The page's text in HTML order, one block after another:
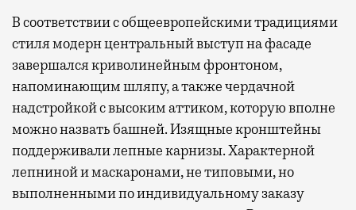
В соответствии с общеевропейскими традициями
стиля модерн центральный выступ на фасаде
завершался криволинейным фронтоном,
напоминающим шляпу, а также чердачной
надстройкой с высоким аттиком, которую вполне
можно назвать башней. Изящные кронштейны
поддерживали лепные карнизы. Характерной
лепниной и маскаронами, не типовыми, но
выполненными по индивидуальному заказу